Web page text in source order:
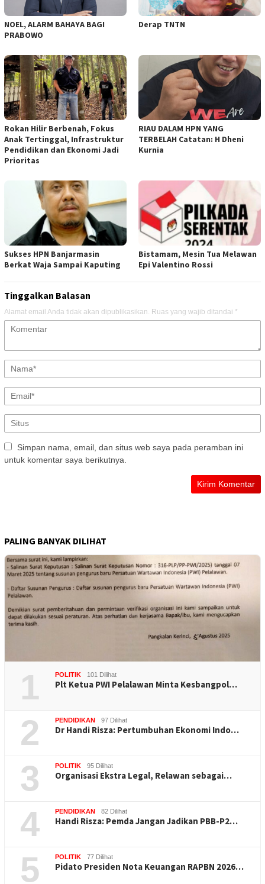
NOEL, ALARM BAHAYA BAGI
PRABOWO
Derap TNTN
Rokan Hilir Berbenah, Fokus
Anak Tertinggal, Infrastruktur
Pendidikan dan Ekonomi Jadi
Prioritas
RIAU DALAM HPN YANG
TERBELAH Catatan: H Dheni
Kurnia
Sukses HPN Banjarmasin
Berkat Waja Sampai Kaputing
Bistamam, Mesin Tua Melawan
Epi Valentino Rossi
Tinggalkan Balasan
Alamat email Anda tidak akan dipublikasikan. Ruas yang wajib ditandai *
Simpan nama, email, dan situs web saya pada peramban ini
untuk komentar saya berikutnya.
PALING BANYAK DILIHAT
1 POLITIK 101 Dilihat
Plt Ketua PWI Pelalawan Minta Kesbangpol…
2 PENDIDIKAN 97 Dilihat
Dr Handi Risza: Pertumbuhan Ekonomi Indo…
3 POLITIK 95 Dilihat
Organisasi Ekstra Legal, Relawan sebagai…
4 PENDIDIKAN 82 Dilihat
Handi Risza: Pemda Jangan Jadikan PBB-P2…
5 POLITIK 77 Dilihat
Pidato Presiden Nota Keuangan RAPBN 2026…